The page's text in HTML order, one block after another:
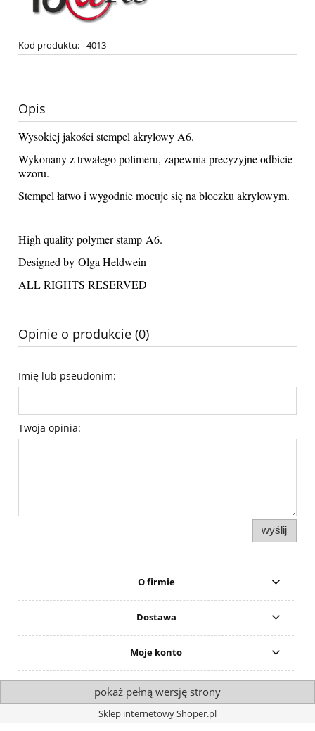
Kod produktu: 4013
Opis
Wysokiej jakości stempel akrylowy A6.
Wykonany z trwałego polimeru, zapewnia precyzyjne odbicie
wzoru.
Stempel łatwo i wygodnie mocuje się na bloczku akrylowym.
High quality polymer stamp A6.
Designed by Olga Heldwein
ALL RIGHTS RESERVED
Opinie o produkcie (0)
Imię lub pseudonim:
Twoja opinia:
wyślij
O firmie
Dostawa
Moje konto
pokaż pełną wersję strony
Sklep internetowy Shoper.pl